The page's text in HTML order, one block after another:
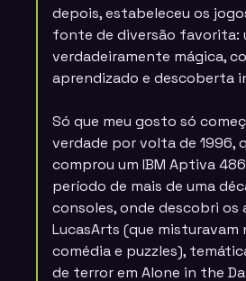
depois, estabeleceu os
fonte de diversão favorita:
verdadeiramente mágica,
aprendizado e descoberta
Só que meu gosto só
verdade por volta de 1996,
comprou um IBM Aptiva
período de mais de uma
consoles, onde descobri os
LucasArts (que misturavam
comédia e puzzles),
de terror em Alone in the